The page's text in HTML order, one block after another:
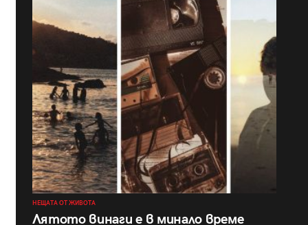
НЕЩАТА ОТ ЖИВОТА
Лятото винаги е в минало време